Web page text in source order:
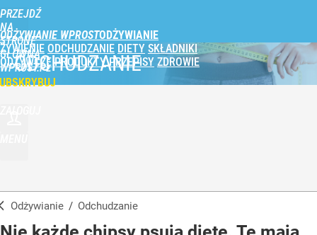
PRZEJDŹ
NA
STRONĘ
GŁÓWNĄ
WPROST.PL
ODŻYWIANIE WPROST
ŻYWIENIE ODCHUDZANIE DIETY SKŁADNIKI
ODŻYWCZE PRODUKTY PRZEPISY ZDROWIE
ODCHUDZANIE
Odżywianie / Odchudzanie